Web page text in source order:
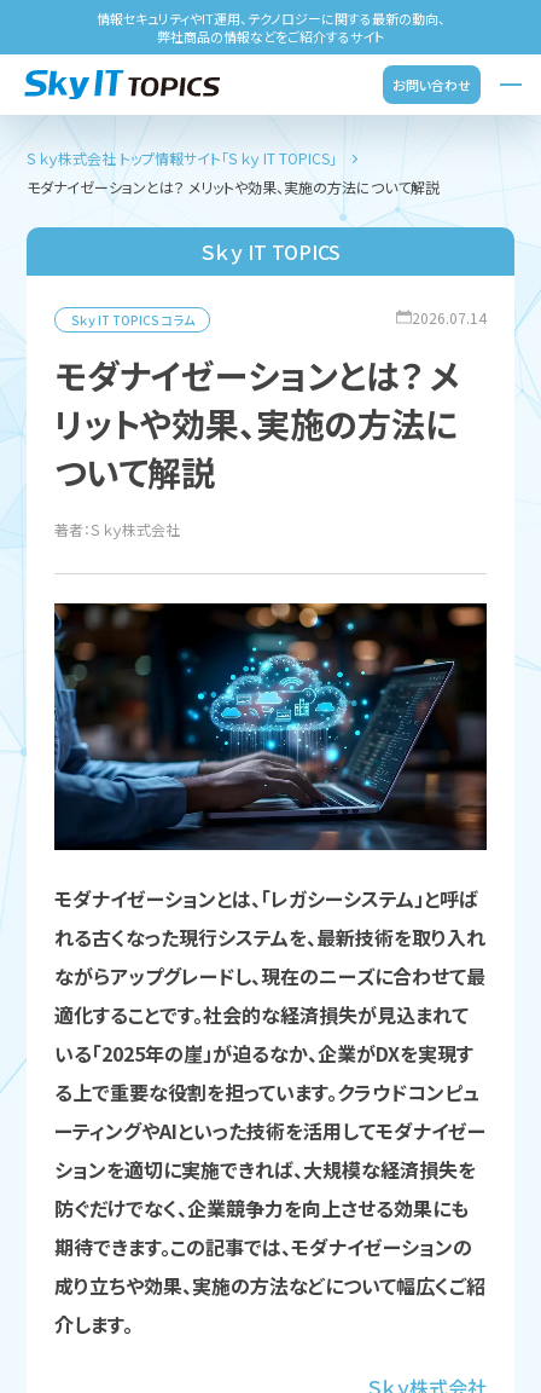
情報セキュリティやIT運用、テクノロジーに関する最新の動向、
弊社商品の情報などをご紹介するサイト
お問い合わせ
Ｓｋｙ株式会社 トップ情報サイト「Ｓｋｙ IT TOPICS」
モダナイゼーションとは？ メリットや効果、実施の方法について解説
Ｓｋｙ IT TOPICS
Ｓｋｙ IT TOPICS コラム 2026.07.14
モダナイゼーションとは？ メ
リットや効果、実施の方法に
ついて解説
著者：Ｓｋｙ株式会社
モダナイゼーションとは、「レガシーシステム」と呼ば
れる古くなった現行システムを、最新技術を取り入れ
ながらアップグレードし、現在のニーズに合わせて最
適化することです。社会的な経済損失が見込まれて
いる「2025年の崖」が迫るなか、企業がDXを実現す
る上で重要な役割を担っています。クラウドコンピュ
ーティングやAIといった技術を活用してモダナイゼー
ションを適切に実施できれば、大規模な経済損失を
防ぐだけでなく、企業競争力を向上させる効果にも
期待できます。この記事では、モダナイゼーションの
成り立ちや効果、実施の方法などについて幅広くご紹
介します。
Ｓｋｙ株式会社